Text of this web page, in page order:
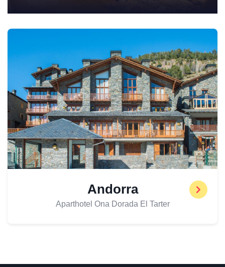
Andorra
Aparthotel Ona Dorada El Tarter